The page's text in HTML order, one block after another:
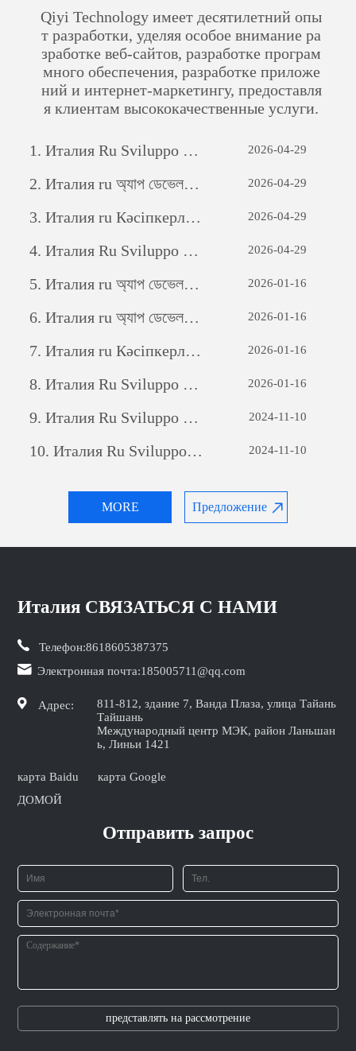
Qiyi Technology имеет десятилетний опы
т разработки, уделяя особое внимание ра
зработке веб-сайтов, разработке програм
много обеспечения, разработке приложе
ний и интернет-маркетингу, предоставля
я клиентам высококачественные услуги.
MORE Предложение
1. Италия Ru Sviluppo di siti web per il commercio estero: una guida completa 2026-04-29
2. Италия ru অ্যাপ ডেভেলপমেন্টঃ একটি সফল মোবাইল অ্যাপ্লিকেশন তৈরির যাত্রা 2026-04-29
3. Италия ru Кәсіпкерлік әлеуетті ашу: жеке бағдарламалық қамтамасыз етуді дамытудың күші 2026-04-29
4. Италия Ru Sviluppo di siti web per il commercio estero: una guida completa 2026-04-29
5. Италия ru অ্যাপ ডেভেলপমেন্টঃ একটি সফল মোবাইল অ্যাপ্লিকেশন তৈরির যাত্রা 2026-01-16
6. Италия ru অ্যাপ ডেভেলপমেন্টঃ একটি সফল মোবাইল অ্যাপ্লিকেশন তৈরির যাত্রা 2026-01-16
7. Италия ru Кәсіпкерлік әлеуетті ашу: жеке бағдарламалық қамтамасыз етуді дамытудың күші 2026-01-16
8. Италия Ru Sviluppo di siti web per il commercio estero: una guida completa 2026-01-16
9. Италия Ru Sviluppo di siti web per il commercio estero: una guida completa 2024-11-10
10. Италия Ru Sviluppo di siti web per il commercio estero: una guida completa 2024-11-10
Италия СВЯЗАТЬСЯ С НАМИ
Телефон:8618605387375
Электронная почта:185005711@qq.com
Адрес:
811-812, здание 7, Ванда Плаза, улица Тайань
Тайшань
Международный центр МЭК, район Ланьшан
ь, Линьи 1421
карта Baidu
карта Google
ДОМОЙ
Отправить запрос
представлять на рассмотрение